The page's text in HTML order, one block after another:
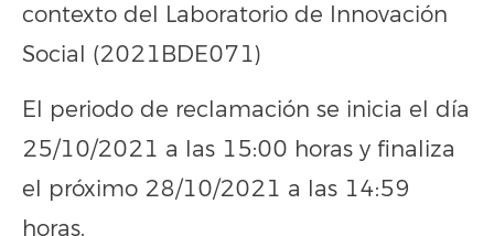
contexto del Laboratorio de Innovación
Social (2021BDE071)
El periodo de reclamación se inicia el día
25/10/2021 a las 15:00 horas y finaliza
el próximo 28/10/2021 a las 14:59
horas.